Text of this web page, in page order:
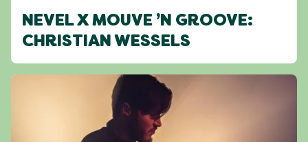
NEVEL X MOUVE ’N GROOVE:
CHRISTIAN WESSELS